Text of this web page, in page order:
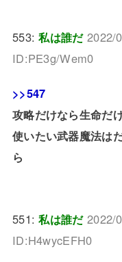
553:私は誰だ 2022/
ID:PE3g/Wem0
>>547
攻略だけなら生命だ
使いたい武器魔法は
ら
551:私は誰だ 2022/
ID:H4wycEFH0